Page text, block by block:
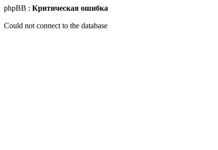
phpBB : Критическая ошибка
Could not connect to the database